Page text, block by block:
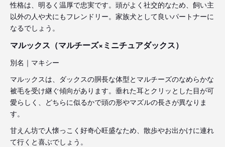
性格は、明るく温厚で忠実です。頭がよく社交的なため、飼い主
以外の人や犬にもフレンドリー。家族犬として良いパートナーに
なるでしょう。
マルックス（マルチーズ×ミニチュアダックス）
別名｜マキシー
マルックスは、ダックスの胴長な体型とマルチーズのなめらかな
被毛を受け継ぐ傾向があります。垂れた耳とクリッとした目が可
愛らしく、どちらに似るかで頭の形やマズルの長さが異なりま
す。
甘えん坊で人懐っこく好奇心旺盛なため、散歩やお出かけに連れ
て行くと喜ぶでしょう。